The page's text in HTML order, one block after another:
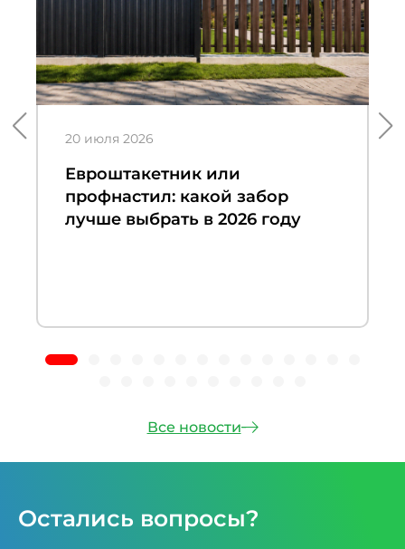
20 июля 2026
Евроштакетник или
профнастил: какой забор
лучше выбрать в 2026 году
Все новости
Остались вопросы?